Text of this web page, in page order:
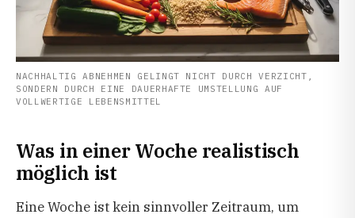
NACHHALTIG ABNEHMEN GELINGT NICHT DURCH VERZICHT,
SONDERN DURCH EINE DAUERHAFTE UMSTELLUNG AUF
VOLLWERTIGE LEBENSMITTEL
Was in einer Woche realistisch
möglich ist
Eine Woche ist kein sinnvoller Zeitraum, um